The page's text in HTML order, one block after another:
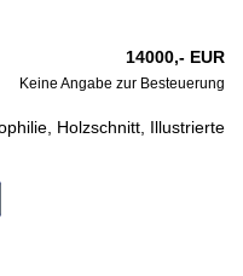
14000,- EUR
Keine Angabe zur Besteuerung
Holzschnitt, Illustrierte